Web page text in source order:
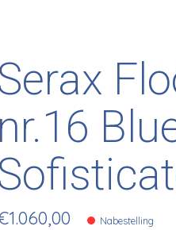
nr.16
Nabestelling